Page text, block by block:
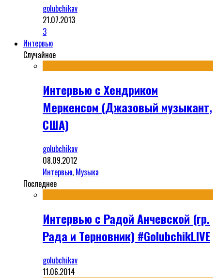
golubchikav
21.07.2013
3
Интервью
Случайное
Интервью с Хендриком
Меркенсом (Джазовый музыкант,
США)
golubchikav
08.09.2012
Интервью, Музыка
Последнее
Интервью с Радой Анчевской (гр.
Рада и Терновник) #GolubchikLIVE
golubchikav
11.06.2014